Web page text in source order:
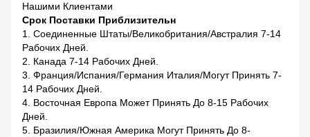
Нашими Клиентами
Срок Поставки Приблизительн
1. Соединенные Штаты/Великобритания/Австралия 7-14
Рабочих Дней.
2. Канада 7-14 Рабочих Дней.
3. Франция/Испания/Германия Италия/могут Принять 7-
14 Рабочих Дней.
4. Восточная Европа Может Принять До 8-15 Рабочих
Дней.
5. Бразилия/Южная Америка Могут Принять До 8-